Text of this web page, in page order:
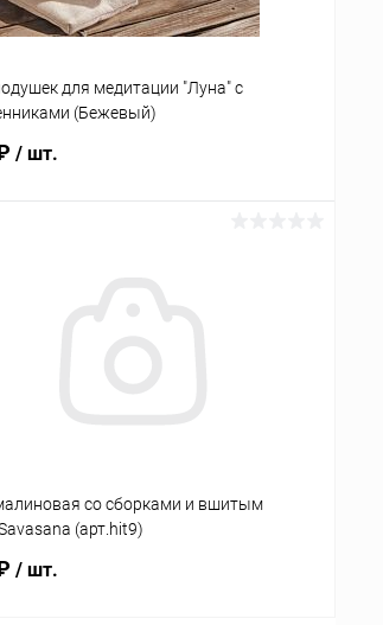
для медитации "Луна" с
(Бежевый)
/ шт.
со сборками и вшитым
(арт.hit9)
/ шт.